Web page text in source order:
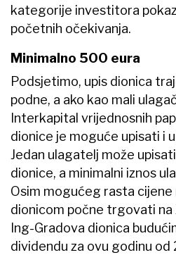
kategorije investitora
početnih očekivanja.
Minimalno 500 eura
Podsjetimo, upis dionica
podne, a ako kao mali
Interkapital vrijednosnih
dionice je moguće upisati i
Jedan ulagatelj može
dionice, a minimalni iznos
Osim mogućeg rasta cijene
dionicom počne trgovati na
Ing-Gradova dionica
dividendu za ovu godinu od